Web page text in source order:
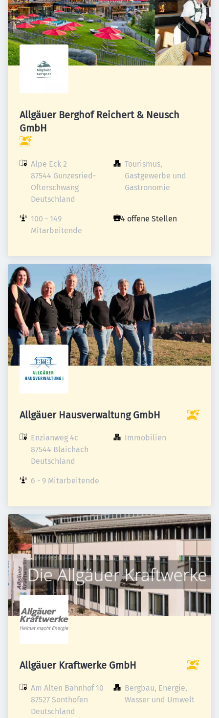
Allgäuer Berghof Reichert & Neusch
GmbH
Alpe Eck 2
87544 Gunzesried-
Ofterschwang
Deutschland
Tourismus,
Gastgewerbe und
Gastronomie
100 - 149
Mitarbeitende
4 offene Stellen
Allgäuer Hausverwaltung GmbH
Enzianweg 4c
87544 Blaichach
Deutschland
Immobilien
6 - 9 Mitarbeitende
Allgäuer Kraftwerke GmbH
Am Alten Bahnhof 10
87527 Sonthofen
Deutschland
Bergbau, Energie,
Wasser und Umwelt